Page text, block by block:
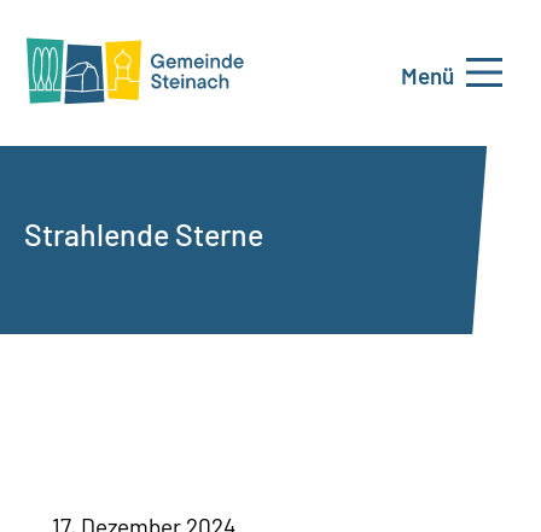
Menü
Strahlende Sterne